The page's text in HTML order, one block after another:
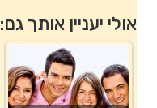
אולי יעניין אותך גם: